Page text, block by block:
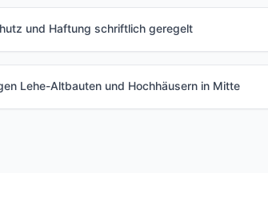
und Haftung schriftlich geregelt
Lehe-Altbauten und Hochhäusern in Mitte